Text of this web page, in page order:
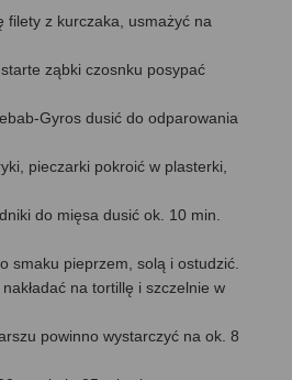
filety z kurczaka, usmażyć na
ząbki czosnku posypać
Gyros dusić do odparowania
pieczarki pokroić w plasterki,
do mięsa dusić ok. 10 min.
smaku pieprzem, solą i ostudzić.
na tortillę i szczelnie w
powinno wystarczyć na ok. 8